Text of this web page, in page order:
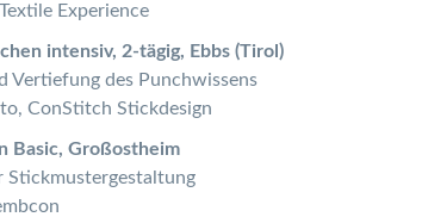
Experience
intensiv, 2-tägig, Ebbs (Tirol)
Vertiefung des Punchwissens
ConStitch Stickdesign
Basic, Großostheim
Stickmustergestaltung